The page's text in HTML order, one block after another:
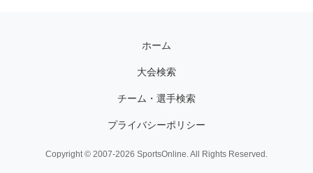
ホーム
大会検索
チーム・選手検索
プライバシーポリシー
Copyright © 2007-2026 SportsOnline. All Rights Reserved.